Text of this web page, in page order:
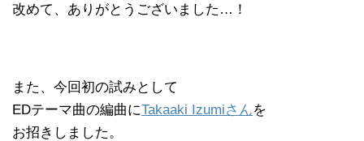
改めて、ありがとうございました…！
また、今回初の試みとして
EDテーマ曲の編曲にTakaaki Izumiさんを
お招きしました。